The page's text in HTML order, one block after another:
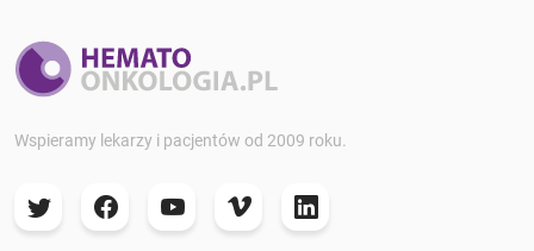
Wspieramy lekarzy i pacjentów od 2009 roku.